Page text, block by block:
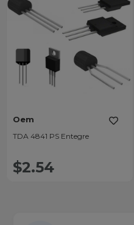
Oem
TDA 4841 PS Entegre
$2.54